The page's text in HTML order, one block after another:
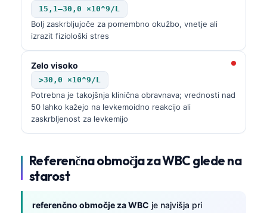
15,1–30,0 ×10^9/L
Bolj zaskrbljujoče za pomembno okužbo, vnetje ali
izrazit fiziološki stres
Zelo visoko
>30,0 ×10^9/L
Potrebna je takojšnja klinična obravnava; vrednosti nad
50 lahko kažejo na levkemoidno reakcijo ali
zaskrbljenost za levkemijo
Referenčna območja za WBC glede na
starost
referenčno območje za WBC je najvišja pri